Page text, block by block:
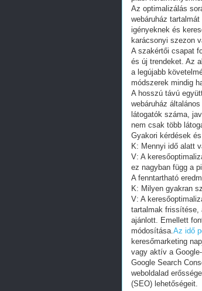
Az optimalizálás
webáruház
igényeknek és
karácsonyi szezon
A szakértői csapat
és új trendeket. Az
a legújabb
módszerek mindig
A hosszú távú
webáruház
látogatók száma,
nem csak több
Gyakori kérdések
K: Mennyi idő alatt
V: A
ez nagyban függ a
A fenntartható
K: Milyen gyakran
V: A
tartalmak frissítése,
ajánlott. Emellett
módosítása.Az idő
keresőmarketing
vagy aktív a
Google Search
weboldalad
(SEO) lehetőségeit.